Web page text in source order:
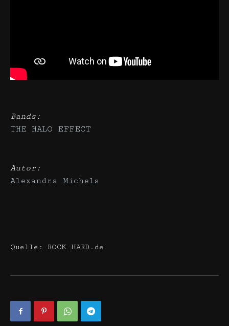
Bands:
THE HALO EFFECT
Autor:
Alexandra Michels
Quelle: ROCK HARD.de